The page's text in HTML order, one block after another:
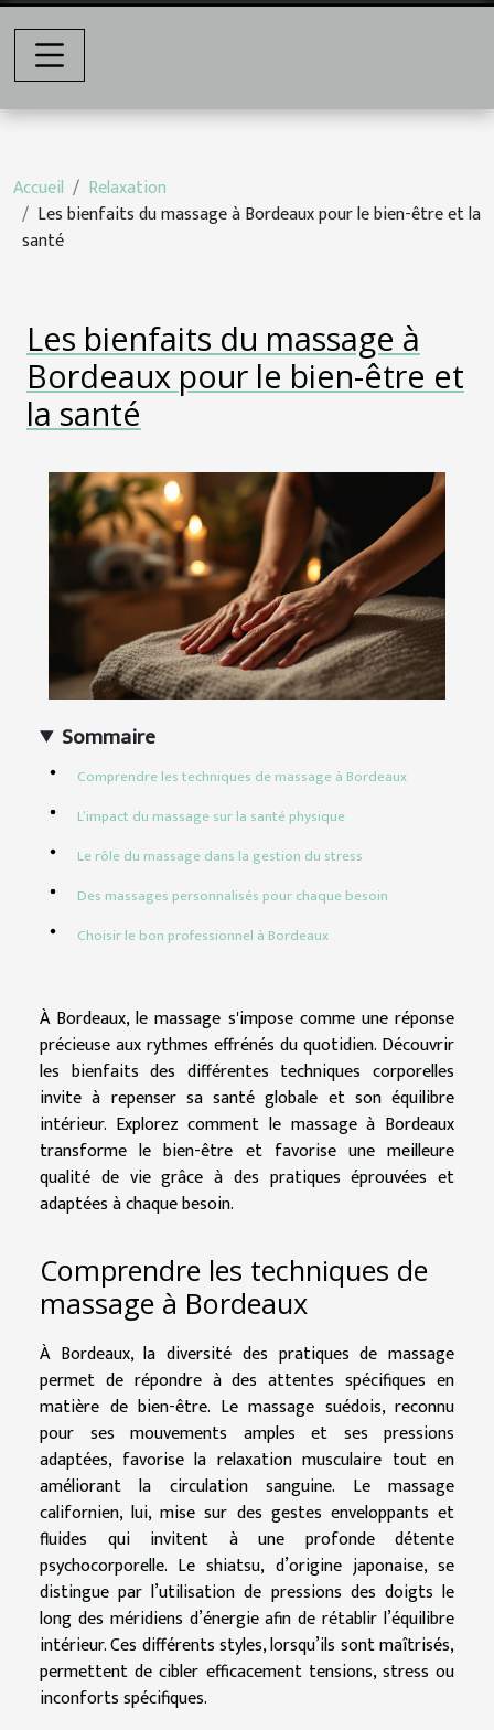
Accueil
Relaxation
Les bienfaits du massage à Bordeaux pour le bien-être et la
santé
Les bienfaits du massage à
Bordeaux pour le bien-être et
la santé
Sommaire
Comprendre les techniques de massage à Bordeaux
L’impact du massage sur la santé physique
Le rôle du massage dans la gestion du stress
Des massages personnalisés pour chaque besoin
Choisir le bon professionnel à Bordeaux
À Bordeaux, le massage s'impose comme une réponse
précieuse aux rythmes effrénés du quotidien. Découvrir
les bienfaits des différentes techniques corporelles
invite à repenser sa santé globale et son équilibre
intérieur. Explorez comment le massage à Bordeaux
transforme le bien-être et favorise une meilleure
qualité de vie grâce à des pratiques éprouvées et
adaptées à chaque besoin.
Comprendre les techniques de
massage à Bordeaux
À Bordeaux, la diversité des pratiques de massage
permet de répondre à des attentes spécifiques en
matière de bien-être. Le massage suédois, reconnu
pour ses mouvements amples et ses pressions
adaptées, favorise la relaxation musculaire tout en
améliorant la circulation sanguine. Le massage
californien, lui, mise sur des gestes enveloppants et
fluides qui invitent à une profonde détente
psychocorporelle. Le shiatsu, d’origine japonaise, se
distingue par l’utilisation de pressions des doigts le
long des méridiens d’énergie afin de rétablir l’équilibre
intérieur. Ces différents styles, lorsqu’ils sont maîtrisés,
permettent de cibler efficacement tensions, stress ou
inconforts spécifiques.